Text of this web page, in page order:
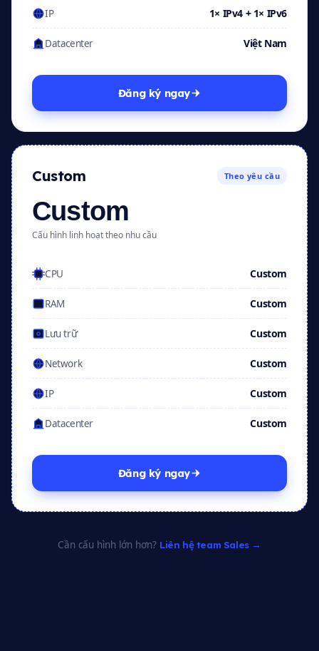
IP 1× IPv4 + 1× IPv6
Datacenter Việt Nam
Đăng ký ngay
Custom Theo yêu cầu
Custom
Cấu hình linh hoạt theo nhu cầu
CPU Custom
RAM Custom
Lưu trữ Custom
Network Custom
IP Custom
Datacenter Custom
Đăng ký ngay
Cần cấu hình lớn hơn? Liên hệ team Sales →